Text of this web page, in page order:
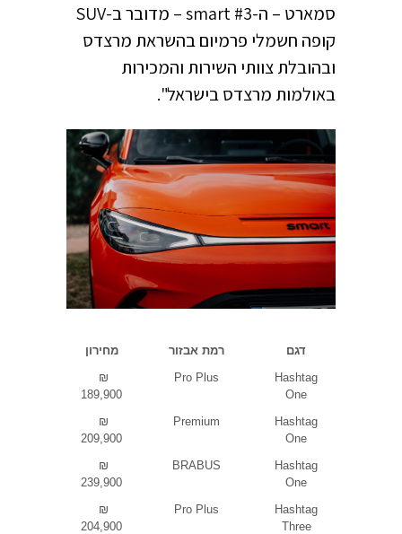
סמארט – ה-smart #3 – מדובר ב-SUV
קופה חשמלי פרמיום בהשראת מרצדס
ובהובלת צוותי השירות והמכירות
באולמות מרצדס בישראל".
דגם רמת אבזור
מחירון
Hashtag
One
Pro Plus
₪
189,900
Hashtag
One
Premium
₪
209,900
Hashtag
One
BRABUS
₪
239,900
Hashtag
Three
Pro Plus
₪
204,900